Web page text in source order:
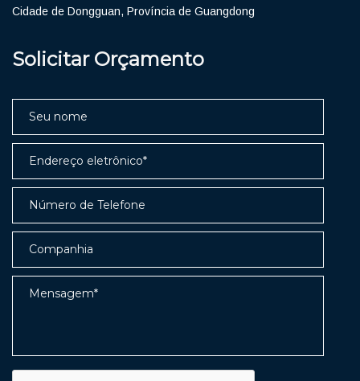
Cidade de Dongguan, Província de Guangdong
Solicitar Orçamento